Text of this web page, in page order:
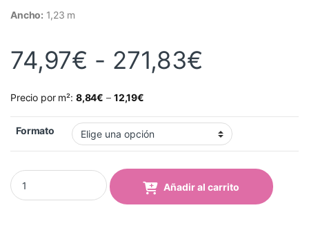
Ancho: 1,23 m
74,97€ - 271,83€
Precio por m²: 8,84€ – 12,19€
Formato
Vinilo Avery 800 Gris Plata Metalizado (891 Silver Grey Metallic)
Añadir al carrito